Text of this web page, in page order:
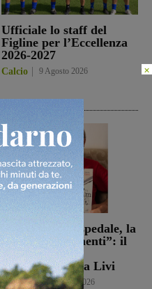
Ufficiale lo staff del
Figline per l’Eccellenza
2026-2027
Calcio 9 Agosto 2026
Dal treno all’ospedale, la
vita in “Frammenti”: il
primo libro del
valdarnese Luca Livi
Cultura 9 Agosto 2026
×